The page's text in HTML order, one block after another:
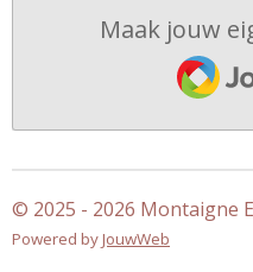
Maak jouw
© 2025 - 2026 Montaigne
Powered byJouwWeb